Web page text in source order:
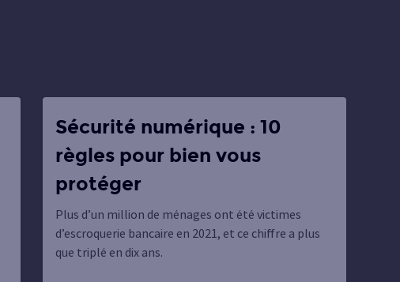
Sécurité numérique : 10
règles pour bien vous
protéger
Plus d’un million de ménages ont été victimes
d’escroquerie bancaire en 2021, et ce chiffre a plus
que triplé en dix ans.